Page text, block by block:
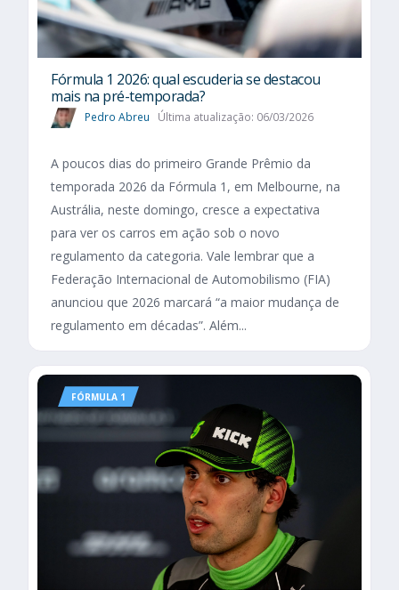
Fórmula 1 2026: qual escuderia se destacou
mais na pré-temporada?
Pedro Abreu Última atualização: 06/03/2026
A poucos dias do primeiro Grande Prêmio da
temporada 2026 da Fórmula 1, em Melbourne, na
Austrália, neste domingo, cresce a expectativa
para ver os carros em ação sob o novo
regulamento da categoria. Vale lembrar que a
Federação Internacional de Automobilismo (FIA)
anunciou que 2026 marcará “a maior mudança de
regulamento em décadas”. Além...
FÓRMULA 1